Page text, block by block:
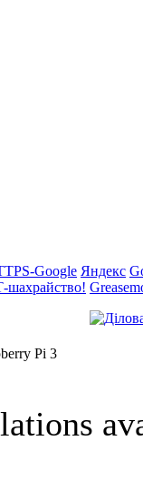
Google Яндекс
шахрайство!
Pi 3